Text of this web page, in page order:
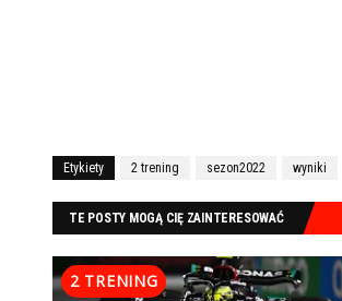
Etykiety 2 trening sezon2022 wyniki
TE POSTY MOGĄ CIĘ ZAINTERESOWAĆ
2 TRENING